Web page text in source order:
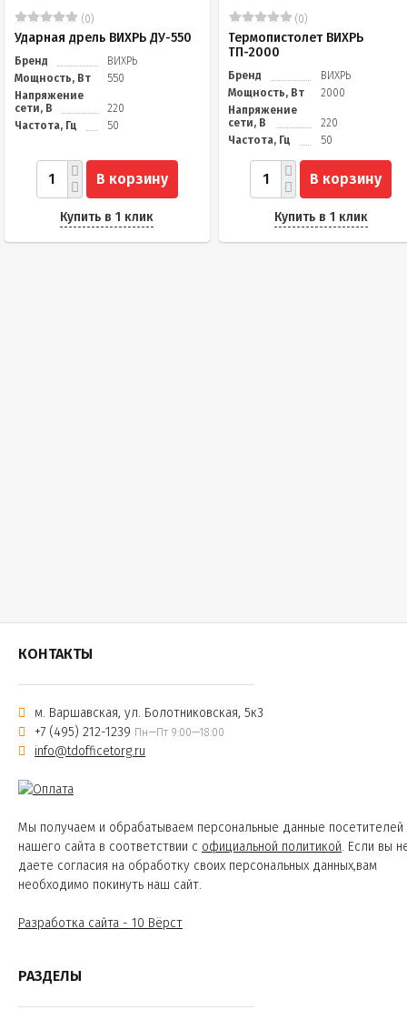
(0)
Ударная дрель ВИХРЬ ДУ-550
Бренд
ВИХРЬ
Мощность, Вт
550
Напряжение
сети, В
220
Частота, Гц
50
В корзину
Купить в 1 клик
(0)
Термопистолет ВИХРЬ
ТП-2000
Бренд
ВИХРЬ
Мощность, Вт
2000
Напряжение
сети, В
220
Частота, Гц
50
В корзину
Купить в 1 клик
КОНТАКТЫ
м. Варшавская, ул. Болотниковская, 5к3
+7 (495) 212-1239 Пн—Пт 9:00—18:00
info@tdofficetorg.ru
Мы получаем и обрабатываем персональные данные посетителей
нашего сайта в соответствии с официальной политикой. Если вы
даете согласия на обработку своих персональных данных,вам
необходимо покинуть наш сайт.
Разработка сайта - 10 Вёрст
РАЗДЕЛЫ